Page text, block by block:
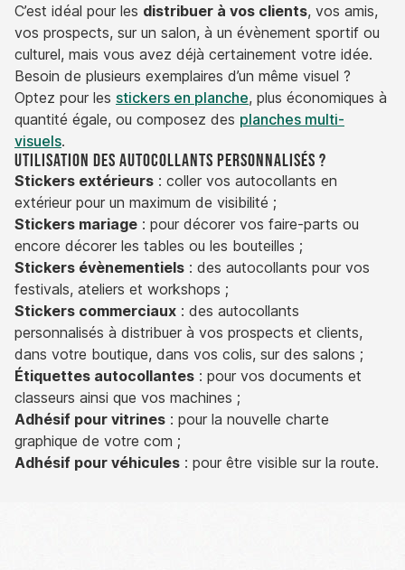
C’est idéal pour les distribuer à vos clients, vos amis,
vos prospects, sur un salon, à un évènement sportif ou
culturel, mais vous avez déjà certainement votre idée.
Besoin de plusieurs exemplaires d’un même visuel ?
Optez pour les stickers en planche, plus économiques à
quantité égale, ou composez des planches multi-
visuels.
Utilisation des autocollants personnalisés ?
Stickers extérieurs : coller vos autocollants en
extérieur pour un maximum de visibilité ;
Stickers mariage : pour décorer vos faire-parts ou
encore décorer les tables ou les bouteilles ;
Stickers évènementiels : des autocollants pour vos
festivals, ateliers et workshops ;
Stickers commerciaux : des autocollants
personnalisés à distribuer à vos prospects et clients,
dans votre boutique, dans vos colis, sur des salons ;
Étiquettes autocollantes : pour vos documents et
classeurs ainsi que vos machines ;
Adhésif pour vitrines : pour la nouvelle charte
graphique de votre com ;
Adhésif pour véhicules : pour être visible sur la route.